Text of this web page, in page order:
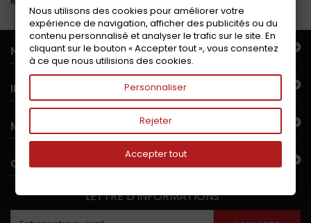
NOTRE OFFRE
INFORMATIONS
MON COMPTE
CONTACTEZ-NOUS
LETTRE D'INFORMATIONS
Nous utilisons des cookies pour améliorer votre
expérience de navigation, afficher des publicités ou du
contenu personnalisé et analyser le trafic sur le site. En
cliquant sur le bouton « Accepter tout », vous consentez
à ce que nous utilisions des cookies.
Personnaliser
Rejeter
Accepter tout